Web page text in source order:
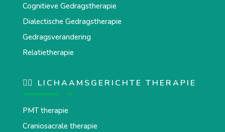
Cognitieve Gedragstherapie
Dialectische Gedragstherapie
Gedragsverandering
Relatietherapie
💆‍♂️ LICHAAMSGERICHTE THERAPIE
PMT therapie
Craniosacrale therapie